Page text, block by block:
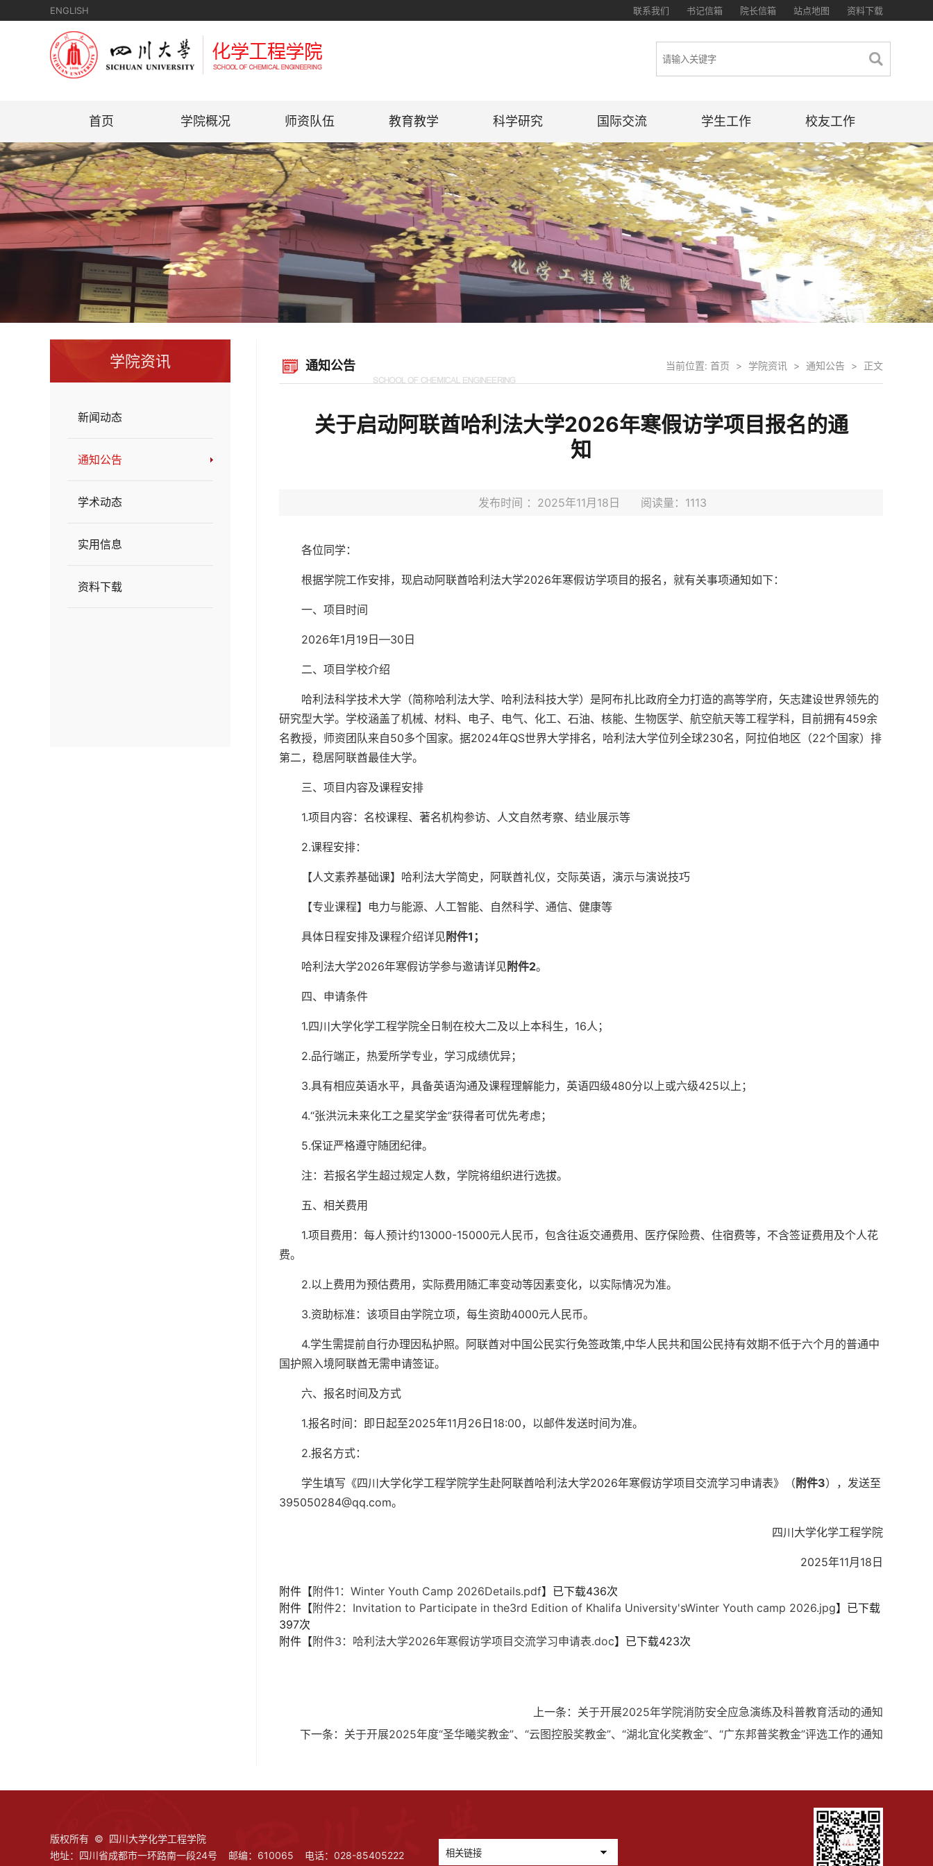
ENGLISH 资料下载
站点地图
院长信箱
书记信箱
联系我们
首页 学院概况 师资队伍 教育教学 科学研究 国际交流 学生工作 校友工作
学院资讯
新闻动态
通知公告
学术动态
实用信息
资料下载
通知公告 当前位置: 首页 > 学院资讯 > 通知公告 > 正文
关于启动阿联酋哈利法大学2026年寒假访学项目报名的通
知
发布时间 ：2025年11月18日 阅读量： 1113
各位同学：
根据学院工作安排，现启动阿联酋哈利法大学2026年寒假访学项目的报名，就有关事项通知如下：
一、项目时间
2026年1月19日—30日
二、项目学校介绍
哈利法科学技术大学（简称哈利法大学、哈利法科技大学）是阿布扎比政府全力打造的高等学府，矢志建设世界领先的
研究型大学。学校涵盖了机械、材料、电子、电气、化工、石油、核能、生物医学、航空航天等工程学科，目前拥有459余
名教授，师资团队来自50多个国家。据2024年QS世界大学排名，哈利法大学位列全球230名，阿拉伯地区（22个国家）排
第二，稳居阿联酋最佳大学。
三、项目内容及课程安排
1.项目内容：名校课程、著名机构参访、人文自然考察、结业展示等
2.课程安排：
【人文素养基础课】哈利法大学简史，阿联酋礼仪，交际英语，演示与演说技巧
【专业课程】电力与能源、人工智能、自然科学、通信、健康等
具体日程安排及课程介绍详见 附件1 ；
哈利法大学2026年寒假访学参与邀请详见 附件2。
四、申请条件
1.四川大学化学工程学院全日制在校大二及以上本科生，16人；
2.品行端正，热爱所学专业，学习成绩优异；
3.具有相应英语水平，具备英语沟通及课程理解能力，英语四级480分以上或六级425以上；
4.“张洪沅未来化工之星奖学金”获得者可优先考虑；
5.保证严格遵守随团纪律。
注：若报名学生超过规定人数，学院将组织进行选拔。
五、相关费用
1.项目费用：每人预计约13000-15000元人民币，包含往返交通费用、医疗保险费、住宿费等，不含签证费用及个人花
费。
2.以上费用为预估费用，实际费用随汇率变动等因素变化，以实际情况为准。
3.资助标准：该项目由学院立项，每生资助4000元人民币。
4.学生需提前自行办理因私护照。阿联酋对中国公民实行免签政策,中华人民共和国公民持有效期不低于六个月的普通中
国护照入境阿联酋无需申请签证。
六、报名时间及方式
1.报名时间：即日起至2025年11月26日18:00，以邮件发送时间为准。
2.报名方式：
学生填写《四川大学化学工程学院学生赴阿联酋哈利法大学2026年寒假访学项目交流学习申请表》（ 附件3），发送至
395050284@qq.com。
四川大学化学工程学院
2025年11月18日
附件【附件1：Winter Youth Camp 2026Details.pdf】已下载436次
附件【附件2：Invitation to Participate in the3rd Edition of Khalifa University'sWinter Youth camp 2026.jpg】已下载
397次
附件【附件3：哈利法大学2026年寒假访学项目交流学习申请表.doc】已下载423次
上一条： 关于开展2025年学院消防安全应急演练及科普教育活动的通知
下一条： 关于开展2025年度“圣华曦奖教金”、“云图控股奖教金”、“湖北宜化奖教金”、“广东邦普奖教金”评选工作的通知
版权所有 © 四川大学化学工程学院
地址：四川省成都市一环路南一段24号 邮编：610065 电话：028-85405222